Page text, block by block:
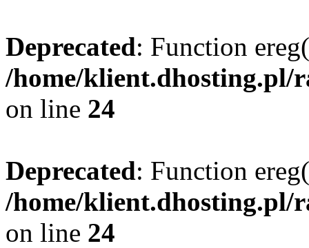
Deprecated: Function
/home/klient.dhosting.pl/
on line 24
Deprecated: Function
/home/klient.dhosting.pl/
on line 24